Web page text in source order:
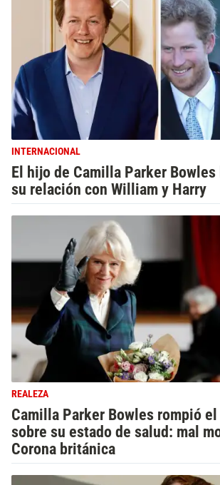
INTERNACIONAL
El hijo de Camilla Parker
su relación con William y Harry
REALEZA
Camilla Parker Bowles rompió
sobre su estado de salud: mal
Corona británica